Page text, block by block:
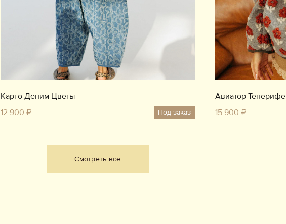
Карго Деним Цветы
12 900 ₽
Под заказ
Авиатор Тенерифе
15 900 ₽
Смотреть все